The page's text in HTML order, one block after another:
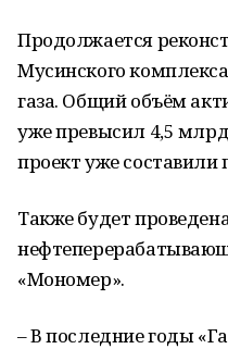
Продолжается
Мусинского
газа. Общий объём
уже превысил 4,5
проект уже
Также будет
«Мономер».
– В последние годы